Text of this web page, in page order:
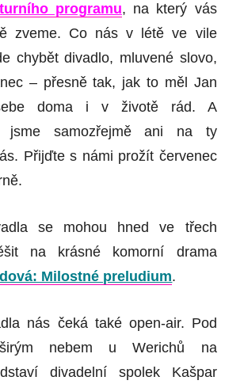
programu, na který vás
zveme. Co nás v létě ve vile
chybět divadlo, mluvené slovo,
– přesně tak, jak to měl Jan
doma i v životě rád. A
jsme samozřejmě ani na ty
Přijďte s námi prožít červenec
se mohou hned ve třech
na krásné komorní drama
Milostné preludium.
nás čeká také open-air. Pod
širým nebem u Werichů na
divadelní spolek Kašpar